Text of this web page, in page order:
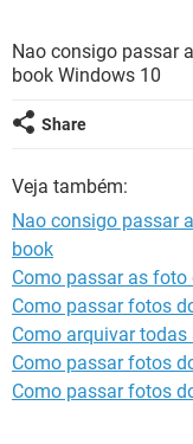
GUIA DE COMPRAS
Nao consigo passar
book Windows 10
Share
Veja também:
Nao consigo passar
book
Como passar as
Como passar fotos
Como arquivar
Como passar fotos
Como passar fotos